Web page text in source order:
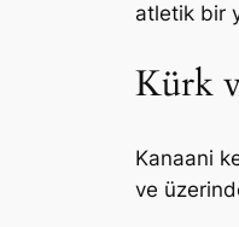
atletik bir
Kürk
Kanaani
ve